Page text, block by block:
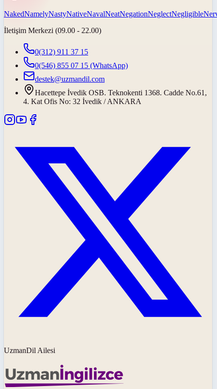
NakedNamelyNastyNativeNavalNeatNegationNeglectNegligible
İletişim Merkezi (09.00 - 22.00)
0(312) 911 37 15
0(546) 855 07 15 (WhatsApp)
destek@uzmandil.com
Hacettepe İvedik OSB. Teknokenti 1368. Cadde No.61,
4. Kat Ofis No: 32 İvedik / ANKARA
UzmanDil Ailesi